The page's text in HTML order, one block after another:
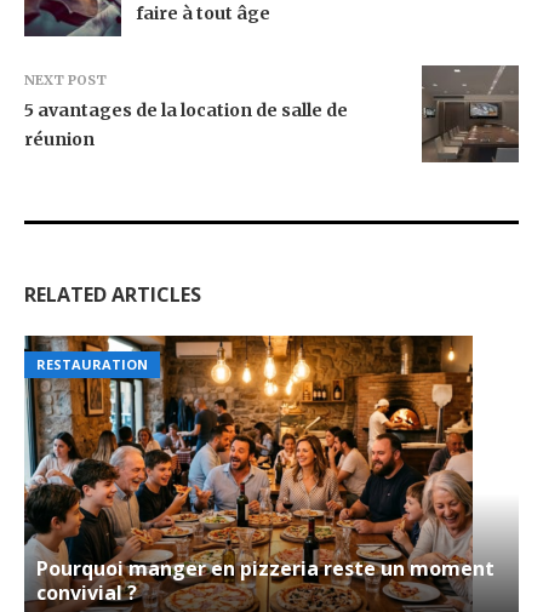
faire à tout âge
NEXT POST
5 avantages de la location de salle de
réunion
RELATED ARTICLES
RESTAURATION
Pourquoi manger en pizzeria reste un moment
convivial ?